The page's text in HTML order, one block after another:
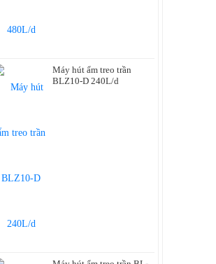
Máy hút ẩm treo trần
BLZ10-D 240L/d